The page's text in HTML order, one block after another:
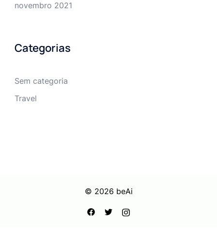
novembro 2021
Categorias
Sem categoria
Travel
© 2026 beAi
https://facebook.com
https://twitter.com
https://instagram.com